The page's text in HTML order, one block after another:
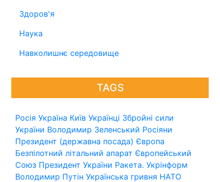
Здоров'я
Наука
Навколишнє середовище
TAGS
Росія Україна Київ Українці Збройні сили
України Володимир Зеленський Росіяни
Президент (державна посада) Європа
Безпілотний літальний апарат Європейський
Союз Президент України Ракета. Укрінформ
Володимир Путін Українська гривня НАТО